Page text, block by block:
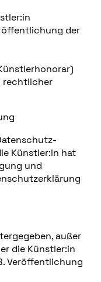
der
rechtlicher
Künstler:in hat
und
außer
die Künstler:in
Veröffentlichung